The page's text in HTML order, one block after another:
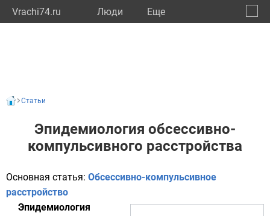
Vrachi74.ru Люди Eще
Статьи
Эпидемиология обсессивно-
компульсивного расстройства
Основная статья: Обсессивно-компульсивное
расстройство
Эпидемиология